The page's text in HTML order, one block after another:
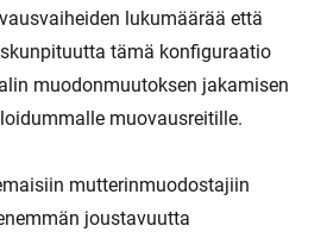
lukumäärää että
tämä konfiguraatio
muodonmuutoksen jakamisen
muovausreitille.
mutterinmuodostajiin
joustavuutta